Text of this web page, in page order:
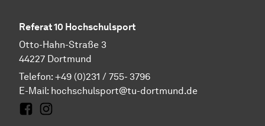
Referat 10 Hochschulsport
Otto-Hahn-Straße 3
44227 Dortmund
Telefon: +49 (0)231 / 755- 3796
E-Mail: hochschulsport@tu-dortmund.de